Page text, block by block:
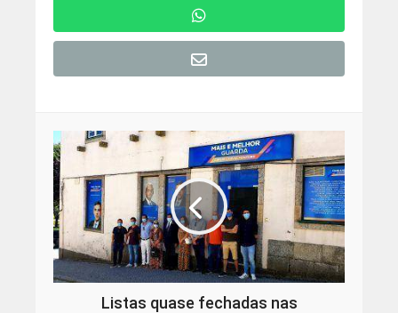
Listas quase fechadas nas